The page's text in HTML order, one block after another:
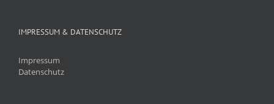
IMPRESSUM & DATENSCHUTZ
Impressum
Datenschutz